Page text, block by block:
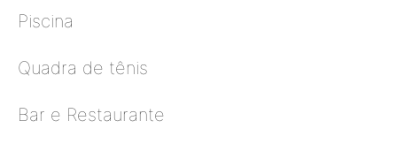
Piscina
Quadra de tênis
Bar e Restaurante